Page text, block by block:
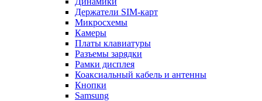
Держатели SIM-карт
Микросхемы
Камеры
Платы клавиатуры
Разъемы зарядки
Рамки дисплея
Коаксиальный кабель и антенны
Кнопки
Samsung